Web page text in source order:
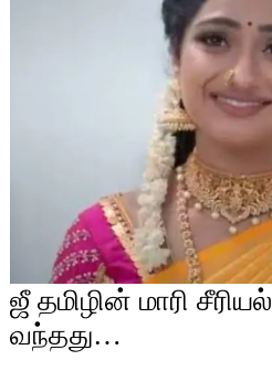
ஜீ தமிழின் மாரி
வந்தது…